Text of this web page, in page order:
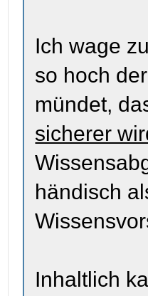
Ich wage
so hoch
mündet,
sicherer
händisch
Inhaltlich